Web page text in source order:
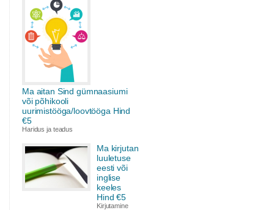
Ma aitan Sind gümnaasiumi
või põhikooli
uurimistööga/loovtööga Hind
€5
Haridus ja teadus
Ma kirjutan
luuletuse
eesti või
inglise
keeles
Hind €5
Kirjutamine